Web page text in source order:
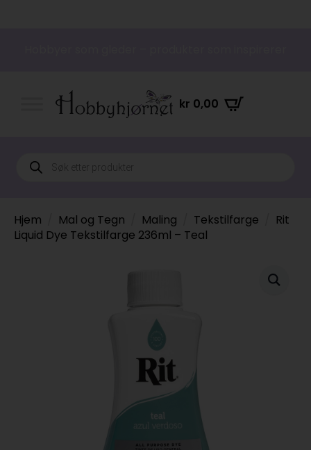
kr 0,00
Products
search
Hjem Mal og Tegn Maling Tekstilfarge
Rit
Liquid Dye Tekstilfarge 236ml – Teal